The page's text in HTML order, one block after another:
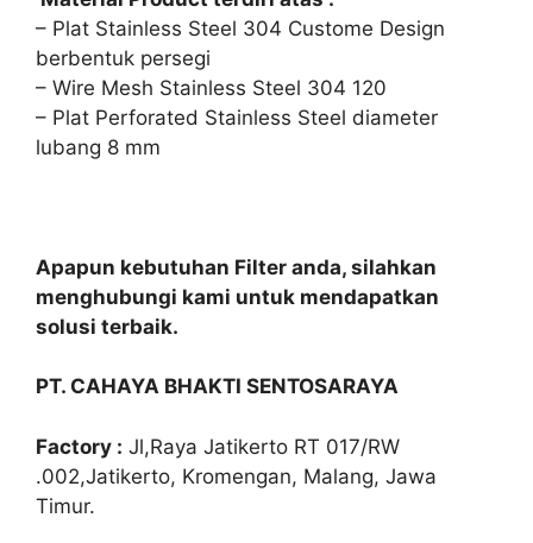
– Plat Stainless Steel 304 Custome Design
berbentuk persegi
– Wire Mesh Stainless Steel 304 120
– Plat Perforated Stainless Steel diameter
lubang 8 mm
Apapun kebutuhan Filter anda, silahkan
menghubungi kami untuk mendapatkan
solusi terbaik.
PT. CAHAYA BHAKTI SENTOSARAYA
Factory : Jl,Raya Jatikerto RT 017/RW
.002,Jatikerto, Kromengan, Malang, Jawa
Timur.